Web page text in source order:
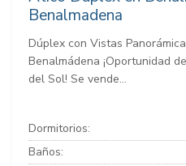
Benalmadena
Dúplex con Vistas
Benalmádena ¡Oportunidad
del Sol! Se vende...
Dormitorios:
Baños: